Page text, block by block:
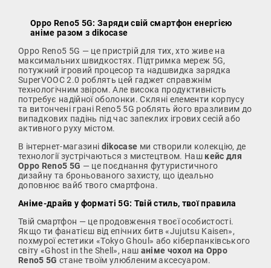
Oppo Reno5 5G: Заряди свій смартфон енергією
аніме разом з dikocase
Oppo Reno5 5G — це пристрій для тих, хто живе на
максимальних швидкостях. Підтримка мереж 5G,
потужний ігровий процесор та надшвидка зарядка
SuperVOOC 2.0 роблять цей гаджет справжнім
технологічним звіром. Але висока продуктивність
потребує надійної оболонки. Скляні елементи корпусу
та витончені грані Reno5 5G роблять його вразливим до
випадкових падінь під час запеклих ігрових сесій або
активного руху містом.
В інтернет-магазині dikocase ми створили колекцію, де
технології зустрічаються з мистецтвом. Наш кейс для
Oppo Reno5 5G — це поєднання футуристичного
дизайну та броньованого захисту, що ідеально
доповнює вайб твого смартфона.
Аніме-драйв у форматі 5G: Твій стиль, твої правила
Твій смартфон — це продовження твоєї особистості.
Якщо ти фанатієш від епічних битв «Jujutsu Kaisen»,
похмурої естетики «Tokyo Ghoul» або кіберпанківського
світу «Ghost in the Shell», наш аніме чохол на Oppo
Reno5 5G стане твоїм улюбленим аксесуаром.